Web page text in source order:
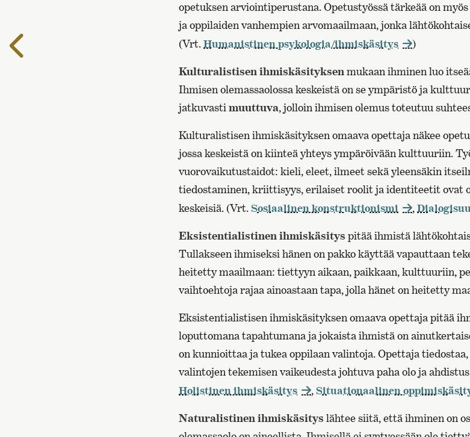
opetuksen arviointiperustana. Opetustyössä tärkeää on
ja oppilaiden vanhempien arvomaailmaan, jonka
(Vrt.Humanistinen psykologia/ihmiskäsitys )
Kulturalistisen ihmiskäsityksenmukaan ihminen luo
Ihmisen olemassaolossa keskeistä on se ympäristö ja
jatkuvastimuuttuva, jolloin ihmisen olemus toteutuu
Kulturalistisen ihmiskäsityksen omaava opettaja näkee
jossa keskeistä on kiinteä yhteys ympäröivään kulttuuriin.
vuorovaikutustaidot: kieli, eleet, ilmeet sekä yleensäkin
tiedostaminen, kriittisyys, erilaiset roolit ja identiteetit ovat
keskeisiä. (Vrt.Sosiaalinen konstruktionismi ,
Eksistentialistinen ihmiskäsitys pitää ihmistä
Tullakseen ihmiseksi hänen on pakko käyttää vapauttaan
heitetty maailmaan: tiettyyn aikaan, paikkaan, kulttuuriin,
vaihtoehtoja rajaa ainoastaan tapa, jolla hänet on heitetty
Eksistentialistisen ihmiskäsityksen omaava opettaja pitää
loputtomana tapahtumana ja jokaista ihmistä on
on kunnioittaa ja tukea oppilaan valintoja. Opettaja
valintojen tekemisen vaikeudesta johtuva paha olo ja
Holistinen ihmiskäsitys
,Situationaalinen
Naturalistinen ihmiskäsitys lähtee siitä, että ihminen on